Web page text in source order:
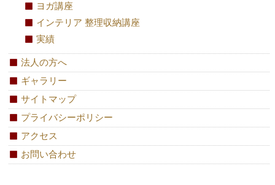
ヨガ講座
インテリア 整理収納講座
実績
法人の方へ
ギャラリー
サイトマップ
プライバシーポリシー
アクセス
お問い合わせ